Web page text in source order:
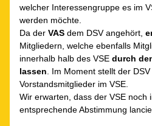
welcher Interessengruppe es im
werden möchte.
Da der VAS dem DSV angehört,
Mitgliedern, welche ebenfalls
innerhalb halb des VSE durch
lassen . Im Moment stellt der
Vorstandsmitglieder im VSE.
Wir erwarten, dass der VSE noch
entsprechende Abstimmung